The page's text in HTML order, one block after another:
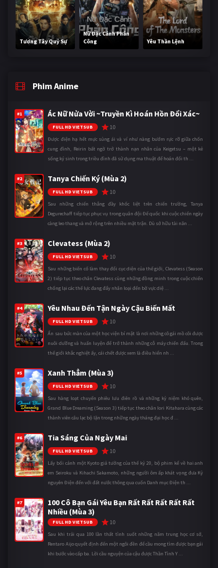
Tương Tây Quỷ Sự
Nữ Đặc Cảnh Phản
Công
Yêu Thần Lệnh
Phim Anime
#1 Ác Nữ Nửa Vời ~Truyền Kì Hoán Hồn Đổi Xác~
FULL HD VIETSUB 10
Được điện hạ hết mực sủng ái và ví như nàng bướm rực rỡ giữa chốn
cung đình, Reirin bất ngờ trở thành nạn nhân của Keigetsu – một kẻ
sống ký sinh trong triều đình đã sử dụng ma thuật để hoán đổi th ...
#2 Tanya Chiến Ký (Mùa 2)
FULL HD VIETSUB 10
Sau những chiến thắng đầy khốc liệt trên chiến trường, Tanya
Degurechaff tiếp tục phục vụ trong quân đội Đế quốc khi cuộc chiến ngày
càng leo thang và mở rộng trên nhiều mặt trận. Dù sở hữu tài năn ...
#3 Clevatess (Mùa 2)
FULL HD VIETSUB 10
Sau những biến cố làm thay đổi cục diện của thế giới, Clevatess (Season
2) tiếp tục theo chân Clevatess cùng những đồng minh trong cuộc chiến
chống lại các thế lực đang đẩy nhân loại đến bờ vực diệ ...
#4 Yêu Nhau Đến Tận Ngày Cậu Biến Mất
FULL HD VIETSUB 10
Ẩn sau bức màn của một học viện bí mật là nơi những cô gái mồ côi được
nuôi dưỡng và huấn luyện để trở thành những cỗ máy chiến đấu. Trong
thế giới khắc nghiệt ấy, cái chết được xem là điều hiển nh ...
#5 Xanh Thẳm (Mùa 3)
FULL HD VIETSUB 10
Sau hàng loạt chuyến phiêu lưu điên rồ và những kỷ niệm khó quên,
Grand Blue Dreaming (Season 3) tiếp tục theo chân Iori Kitahara cùng các
thành viên câu lạc bộ lặn trong những ngày tháng đại học đ ...
#6 Tia Sáng Của Ngày Mai
FULL HD VIETSUB 10
Lấy bối cảnh một Kyoto giả tưởng của thế kỷ 20, bộ phim kể về hai anh
em Seiroku và Kihachi Sakamoto, những người ôm ấp khát vọng đưa Kỷ
nguyên Điện đến với đất nước thông qua cuốn Danh mục Điện th ...
#7
100 Cô Bạn Gái Yêu Bạn Rất Rất Rất Rất Rất
Nhiều (Mùa 3)
FULL HD VIETSUB 10
Sau khi trải qua 100 lần thất tình suốt những năm trung học cơ sở,
Rentaro Aijo quyết định đến một ngôi đền để cầu mong tìm được bạn gái
khi bước vào cấp ba. Lời cầu nguyện của cậu được Thần Tình Y ...